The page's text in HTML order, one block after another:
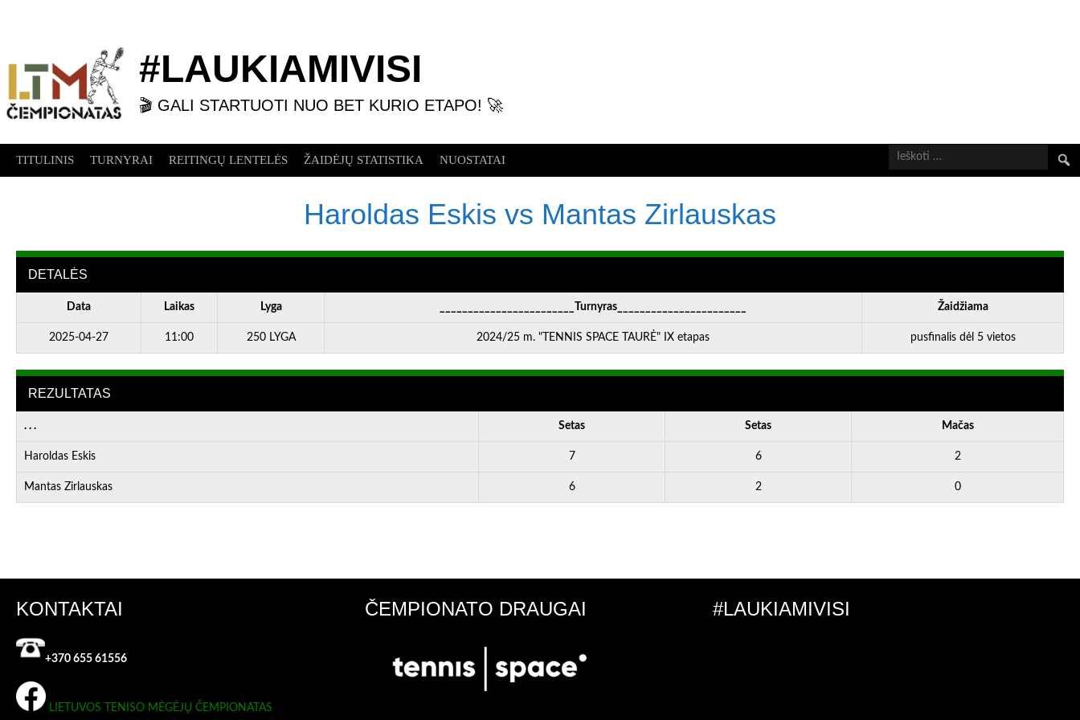
#LAUKIAMIVISI
🎬 GALI STARTUOTI NUO BET KURIO ETAPO! 🚀
TITULINIS TURNYRAI REITINGŲ LENTELĖS ŽAIDĖJŲ STATISTIKA NUOSTATAI
Haroldas Eskis vs Mantas Zirlauskas
DETALĖS
Data Laikas Lyga ________________________Turnyras_______________________ Žaidžiama
2025-04-27 11:00 250 LYGA 2024/25 m. "TENNIS SPACE TAURĖ" IX etapas pusfinalis dėl 5 vietos
REZULTATAS
. . . Setas Setas Mačas
Haroldas Eskis 7 6 2
Mantas Zirlauskas 6 2 0
KONTAKTAI
+370 655 61556
LIETUVOS TENISO MĖGĖJŲ ČEMPIONATAS
ČEMPIONATO DRAUGAI #LAUKIAMIVISI